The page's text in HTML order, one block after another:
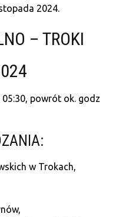
2024.
– TROKI
powrót ok. godz
w Trokach,